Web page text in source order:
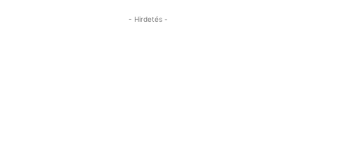
- Hirdetés -